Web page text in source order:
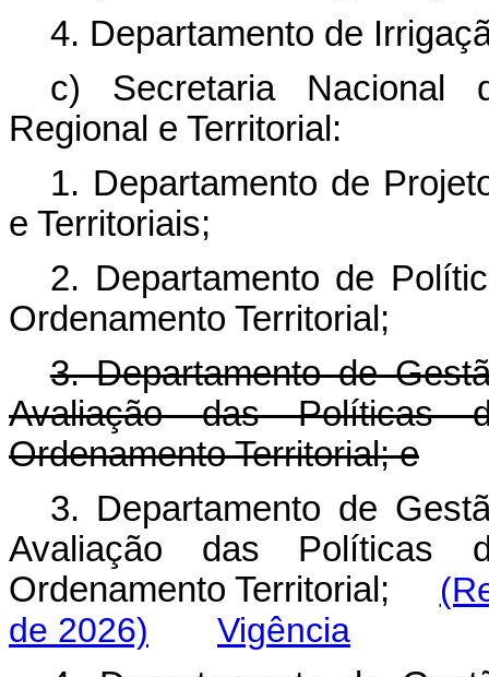
4. Departamento de
c) Secretaria Nacional
Regional e Territorial:
1. Departamento de
e Territoriais;
2. Departamento de
Ordenamento Territorial;
3. Departamento de
Avaliação das Políticas
Ordenamento Territorial; e
3. Departamento de
Avaliação das Políticas
Ordenamento Territorial;
de 2026)
Vigência